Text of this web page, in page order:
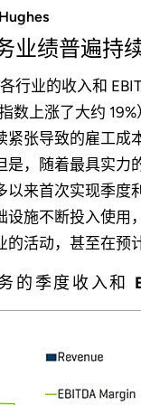
业绩普遍持
行业的收入和
数上涨了大约
紧张导致的雇工成
是，随着最具实力
以来首次实现季度
设施不断投入使用
的活动，甚至在预
的季度收入和